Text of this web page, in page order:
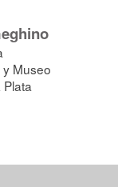
Museo